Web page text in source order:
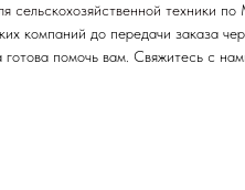
сельскохозяйственной техники по
компаний до передачи заказа
помочь вам. Свяжитесь с